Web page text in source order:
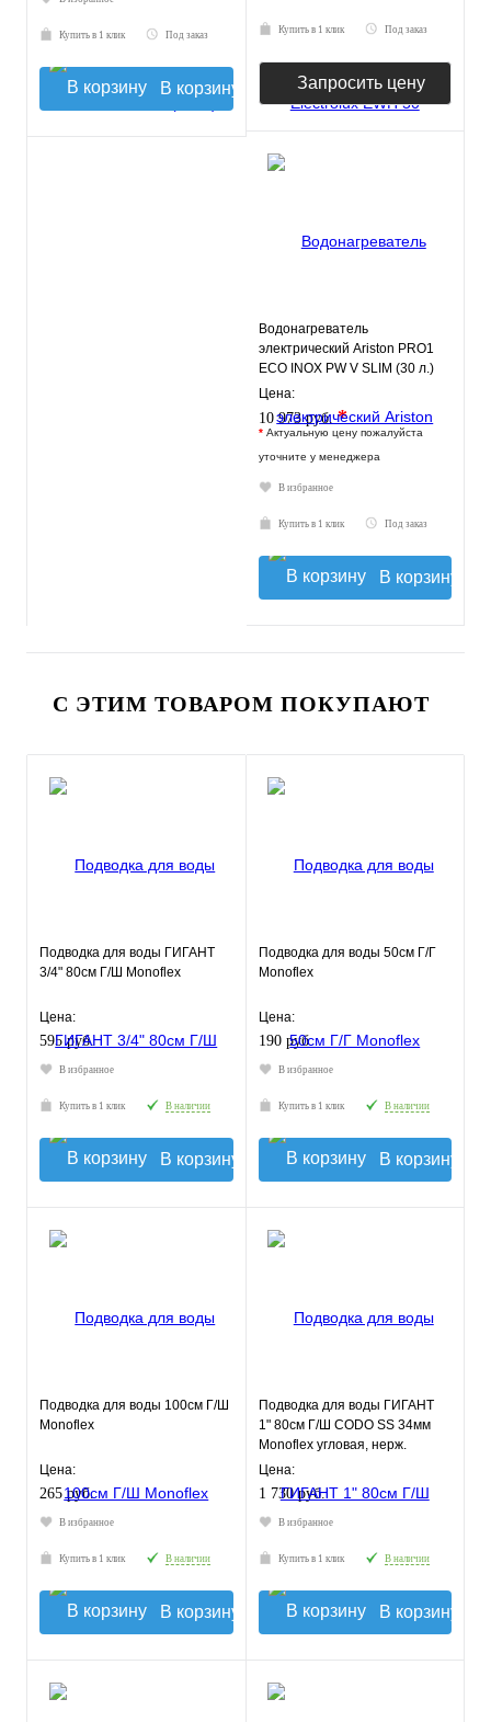
Купить в 1 клик Под заказ
В корзину
Купить в 1 клик Под заказ
Запросить цену
Водонагреватель
электрический Ariston PRO1
ECO INOX PW V SLIM (30 л.)
настенный, нерж. сталь, ТЭН
Цена:
10 973 руб.*
* Актуальную цену пожалуйста
уточните у менеджера
В избранное
Купить в 1 клик Под заказ
В корзину
С ЭТИМ ТОВАРОМ ПОКУПАЮТ
Подводка для воды ГИГАНТ
3/4" 80см Г/Ш Monoflex
Цена:
595 руб.
В избранное
Купить в 1 клик В наличии
В корзину
Подводка для воды 50см Г/Г
Monoflex
Цена:
190 руб.
В избранное
Купить в 1 клик В наличии
В корзину
Подводка для воды 100см Г/Ш
Monoflex
Цена:
265 руб.
В избранное
Купить в 1 клик В наличии
В корзину
Подводка для воды ГИГАНТ
1" 80см Г/Ш CODO SS 34мм
Monoflex угловая, нерж.
оплетка
Цена:
1 730 руб.
В избранное
Купить в 1 клик В наличии
В корзину